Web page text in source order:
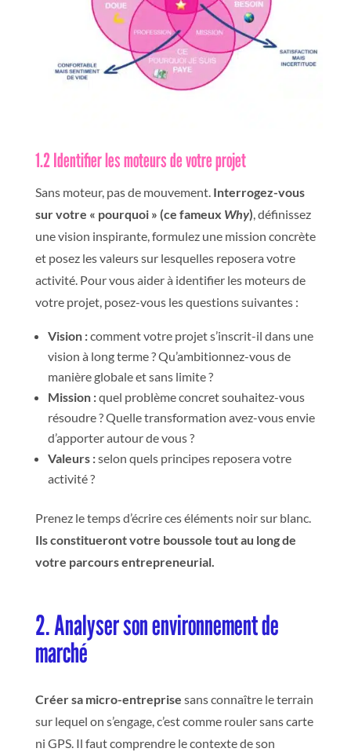
1.2Identifier les moteurs de votre projet
Sans moteur, pas de mouvement. Interrogez-vous
sur votre « pourquoi » (ce fameux Why), définissez
une vision inspirante, formulez une mission concrète
et posez les valeurs sur lesquelles reposera votre
activité. Pour vous aider à identifier les moteurs de
votre projet, posez-vous les questions suivantes :
Vision :comment votre projet s’inscrit-il dans une
vision à long terme ? Qu’ambitionnez-vous de
manière globale et sans limite ?
Mission :quel problème concret souhaitez-vous
résoudre ? Quelle transformation avez-vous envie
d’apporter autour de vous ?
Valeurs :selon quels principes reposera votre
activité ?
Prenez le temps d’écrire ces éléments noir sur blanc.
Ils constitueront votre boussole tout au long de
votre parcours entrepreneurial.
2. Analyser son environnement de
marché
Créer sa micro-entreprise sans connaître le terrain
sur lequel on s’engage, c’est comme rouler sans carte
ni GPS. Il faut comprendre le contexte de son